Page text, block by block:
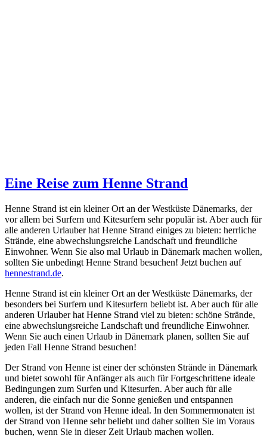
Eine Reise zum Henne Strand
Henne Strand ist ein kleiner Ort an der Westküste Dänemarks, der
vor allem bei Surfern und Kitesurfern sehr populär ist. Aber auch für
alle anderen Urlauber hat Henne Strand einiges zu bieten: herrliche
Strände, eine abwechslungsreiche Landschaft und freundliche
Einwohner. Wenn Sie also mal Urlaub in Dänemark machen wollen,
sollten Sie unbedingt Henne Strand besuchen! Jetzt buchen auf
hennestrand.de.
Henne Strand ist ein kleiner Ort an der Westküste Dänemarks, der
besonders bei Surfern und Kitesurfern beliebt ist. Aber auch für alle
anderen Urlauber hat Henne Strand viel zu bieten: schöne Strände,
eine abwechslungsreiche Landschaft und freundliche Einwohner.
Wenn Sie auch einen Urlaub in Dänemark planen, sollten Sie auf
jeden Fall Henne Strand besuchen!
Der Strand von Henne ist einer der schönsten Strände in Dänemark
und bietet sowohl für Anfänger als auch für Fortgeschrittene ideale
Bedingungen zum Surfen und Kitesurfen. Aber auch für alle
anderen, die einfach nur die Sonne genießen und entspannen
wollen, ist der Strand von Henne ideal. In den Sommermonaten ist
der Strand von Henne sehr beliebt und daher sollten Sie im Voraus
buchen, wenn Sie in dieser Zeit Urlaub machen wollen.